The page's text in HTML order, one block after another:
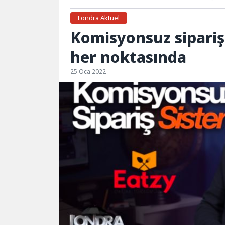
Londra Aktüel
Komisyonsuz
her noktasında
25 Oca 2022